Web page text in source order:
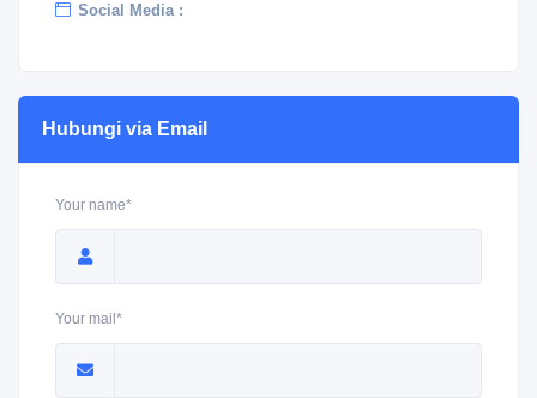
Social Media :
Hubungi via Email
Your name*
Your mail*